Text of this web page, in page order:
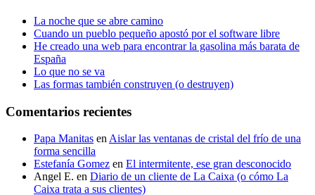
La noche que se abre camino
Cuando un pueblo pequeño apostó por el software libre
He creado una web para encontrar la gasolina más barata de
España
Lo que no se va
Las formas también construyen (o destruyen)
Comentarios recientes
Papa Manitas en Aislar las ventanas de cristal del frío de una
forma sencilla
Estefanía Gomez en El intermitente, ese gran desconocido
Angel E. en Diario de un cliente de La Caixa (o cómo La
Caixa trata a sus clientes)